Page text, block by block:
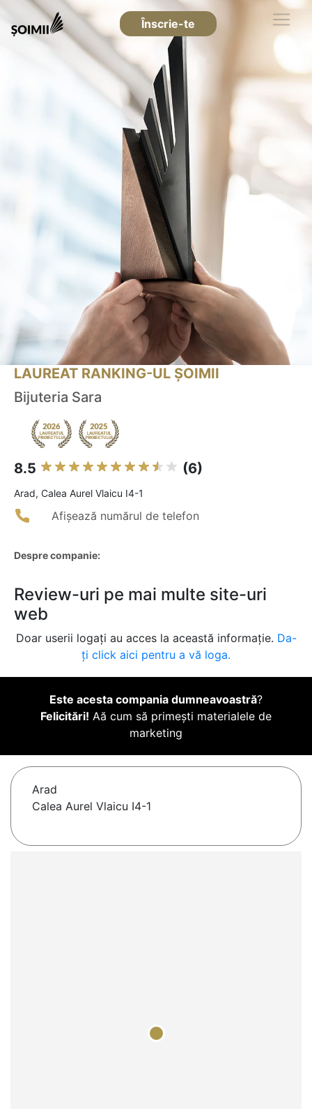
Înscrie-te
LAUREAT RANKING-UL ȘOIMII
Bijuteria Sara
8.5 (6)
Arad, Calea Aurel Vlaicu I4-1
Afișează numărul de telefon
Despre companie:
Review-uri pe mai multe site-uri
web
Doar userii logați au acces la această informație. Da-
ți click aici pentru a vă loga.
Este acesta compania dumneavoastră?
Felicitări! Aă cum să primești materialele de
marketing
Arad
Calea Aurel Vlaicu I4-1